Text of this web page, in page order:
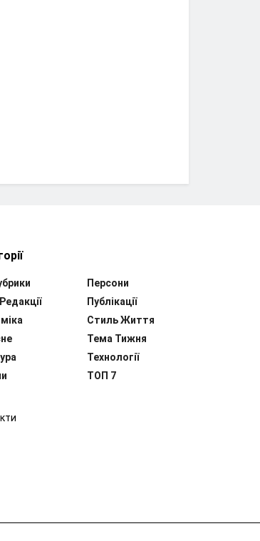
Персони
Публікації
Стиль Життя
Тема Тижня
Технології
ТОП 7